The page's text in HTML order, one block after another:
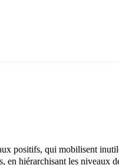
positifs, qui mobilisent
hiérarchisant les niveaux